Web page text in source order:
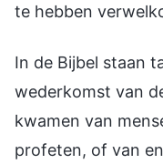
te hebben
In de Bijbel staan
wederkomst van
kwamen van
profeten, of van